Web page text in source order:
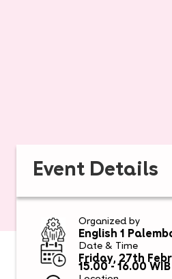
Event Details
Organized by
English 1
Date & Time
Friday, 27th
15.00 - 16.00 WIB